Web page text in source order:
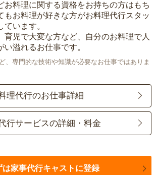
お料理に関する資格をお持ちの方はもち
もお料理が好きな方がお料理代行スタッ
います。
育児で大変な方など、自分のお料理で人
溢れるお仕事です。
、専門的な技術や知識が必要なお仕事ではありま
理代行のお仕事詳細
行サービスの詳細・料金
は家事代行キャストに登録